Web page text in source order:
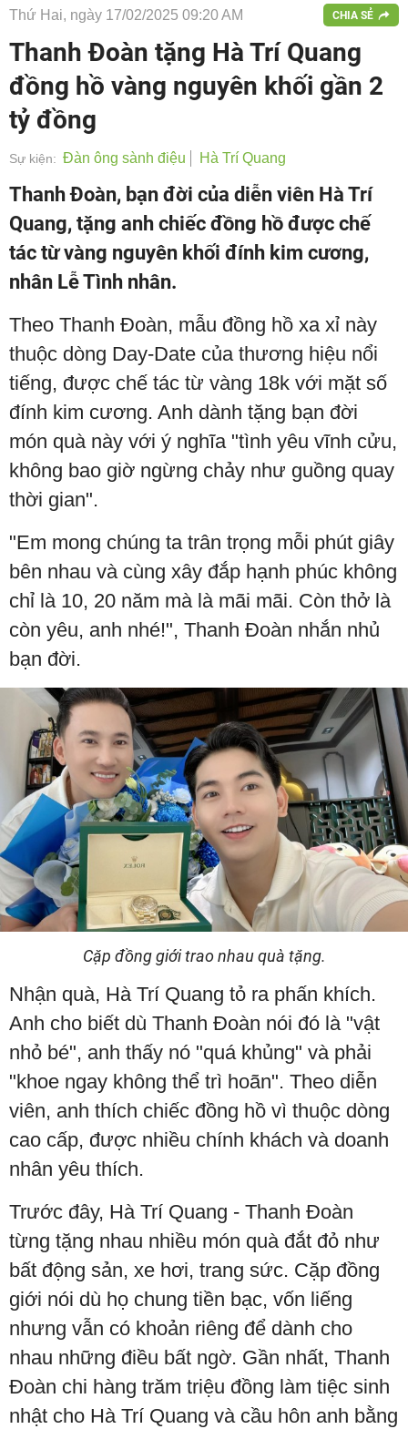
Thứ Hai, ngày 17/02/2025 09:20 AM CHIA SẺ
Thanh Đoàn tặng Hà Trí Quang
đồng hồ vàng nguyên khối gần 2
tỷ đồng
Sự kiện: Đàn ông sành điệu Hà Trí Quang
Thanh Đoàn, bạn đời của diễn viên Hà Trí
Quang, tặng anh chiếc đồng hồ được chế
tác từ vàng nguyên khối đính kim cương,
nhân Lễ Tình nhân.
Theo Thanh Đoàn, mẫu đồng hồ xa xỉ này
thuộc dòng Day-Date của thương hiệu nổi
tiếng, được chế tác từ vàng 18k với mặt số
đính kim cương. Anh dành tặng bạn đời
món quà này với ý nghĩa "tình yêu vĩnh cửu,
không bao giờ ngừng chảy như guồng quay
thời gian".
"Em mong chúng ta trân trọng mỗi phút giây
bên nhau và cùng xây đắp hạnh phúc không
chỉ là 10, 20 năm mà là mãi mãi. Còn thở là
còn yêu, anh nhé!", Thanh Đoàn nhắn nhủ
bạn đời.
Cặp đồng giới trao nhau quà tặng.
Nhận quà, Hà Trí Quang tỏ ra phấn khích.
Anh cho biết dù Thanh Đoàn nói đó là "vật
nhỏ bé", anh thấy nó "quá khủng" và phải
"khoe ngay không thể trì hoãn". Theo diễn
viên, anh thích chiếc đồng hồ vì thuộc dòng
cao cấp, được nhiều chính khách và doanh
nhân yêu thích.
Trước đây, Hà Trí Quang - Thanh Đoàn
từng tặng nhau nhiều món quà đắt đỏ như
bất động sản, xe hơi, trang sức. Cặp đồng
giới nói dù họ chung tiền bạc, vốn liếng
nhưng vẫn có khoản riêng để dành cho
nhau những điều bất ngờ. Gần nhất, Thanh
Đoàn chi hàng trăm triệu đồng làm tiệc sinh
nhật cho Hà Trí Quang và cầu hôn anh bằng